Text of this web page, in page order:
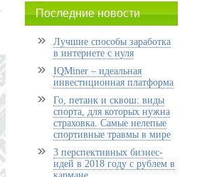
Последние новости
Лучшие способы заработка
в интернете с нуля
IQMiner – идеальная
инвестиционная платформа
Го, петанк и сквош: виды
спорта, для которых нужна
страховка. Самые нелепые
спортивные травмы в мире
3 перспективных бизнес-
идей в 2018 году с рублем в